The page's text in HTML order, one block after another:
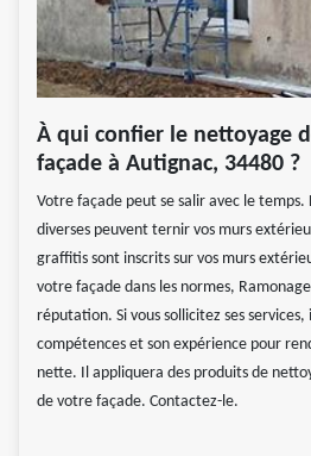
À qui confier le nettoyage
façade à Autignac, 34480 ?
Votre façade peut se salir avec le
diverses peuvent ternir vos murs
graffitis sont inscrits sur vos murs
votre façade dans les normes,
réputation. Si vous sollicitez ses
compétences et son expérience pour
nette. Il appliquera des produits de
de votre façade. Contactez-le.